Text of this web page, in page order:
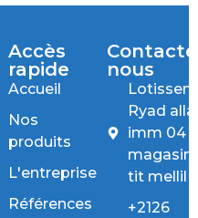
Accès
rapide
Accueil
Nos
produits
L'entreprise
Références
nous
Ryad
imm 04
magasin
tit mellil
+2126